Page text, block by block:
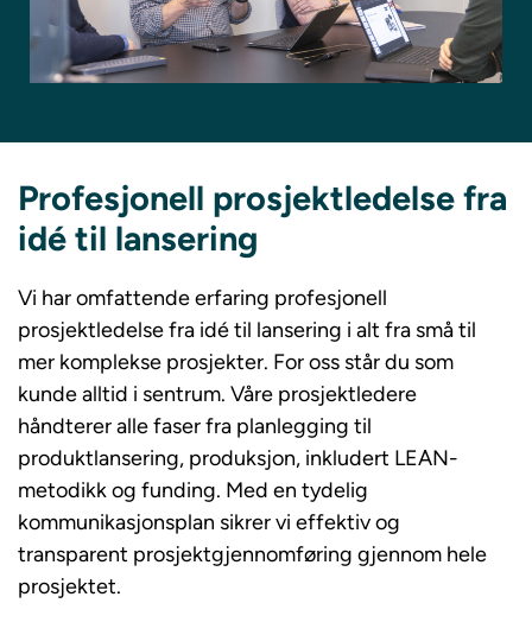
Profesjonell prosjektledelse fra
idé til lansering
Vi har omfattende erfaring profesjonell
prosjektledelse fra idé til lansering i alt fra små til
mer komplekse prosjekter. For oss står du som
kunde alltid i sentrum. Våre prosjektledere
håndterer alle faser fra planlegging til
produktlansering, produksjon, inkludert LEAN-
metodikk og funding. Med en tydelig
kommunikasjonsplan sikrer vi effektiv og
transparent prosjektgjennomføring gjennom hele
prosjektet.